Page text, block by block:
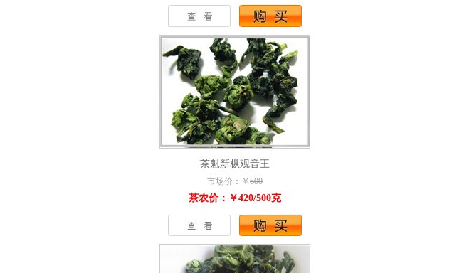
茶魁新枞观音王
市场价：￥ 600
茶农价：￥420/500克